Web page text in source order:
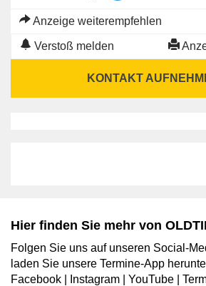
Anzeige weiterempfehlen
Verstoß melden
KONTAKT
Hier finden Sie mehr von
Folgen Sie uns auf unseren Social-
laden Sie unsere Termine-App
Facebook
Instagram YouTube